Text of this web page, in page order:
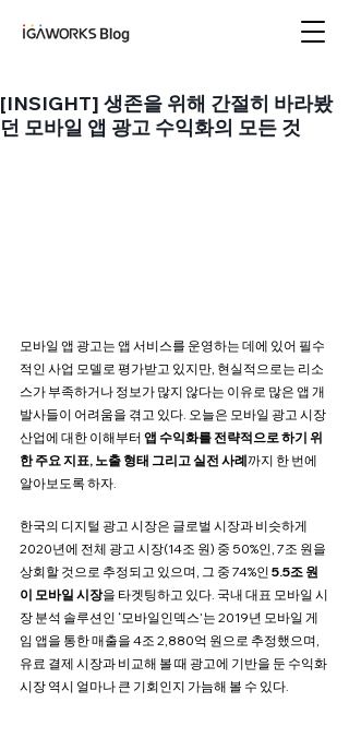
[INSIGHT] 생존을 위해 간절히 바라봤
던 모바일 앱 광고 수익화의 모든 것
모바일 앱 광고는 앱 서비스를 운영하는 데에 있어 필수
적인 사업 모델로 평가받고 있지만, 현실적으로는 리소
스가 부족하거나 정보가 많지 않다는 이유로 많은 앱 개
발사들이 어려움을 겪고 있다. 오늘은 모바일 광고 시장
산업에 대한 이해부터 앱 수익화를 전략적으로 하기 위
한 주요 지표, 노출 형태 그리고 실전 사례까지 한 번에
알아보도록 하자.
한국의 디지털 광고 시장은 글로벌 시장과 비슷하게
2020년에 전체 광고 시장(14조 원) 중 50%인, 7조 원을
상회할 것으로 추정되고 있으며, 그 중 74%인 5.5조 원
이 모바일 시장을 타겟팅하고 있다. 국내 대표 모바일 시
장 분석 솔루션인 ‘모바일인덱스’는 2019년 모바일 게
임 앱을 통한 매출을 4조 2,880억 원으로 추정했으며,
유료 결제 시장과 비교해 볼 때 광고에 기반을 둔 수익화
시장 역시 얼마나 큰 기회인지 가늠해 볼 수 있다.